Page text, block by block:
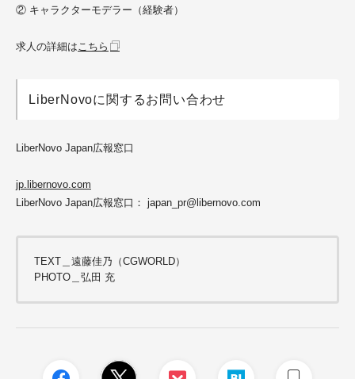
② キャラクターモデラー（経験者）
求人の詳細はこちら
LiberNovoに関するお問い合わせ
LiberNovo Japan広報窓口
jp.libernovo.com
LiberNovo Japan広報窓口： japan_pr@libernovo.com
TEXT＿遠藤佳乃（CGWORLD）
PHOTO＿弘田 充